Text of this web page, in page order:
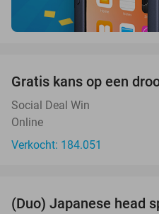
Gratis kans op een
Social Deal Win
Online
Verkocht: 184.051
(Duo) Japanese head